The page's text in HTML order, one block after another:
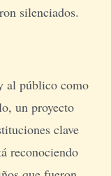
silenciados.
al público como
un proyecto
clave
reconociendo